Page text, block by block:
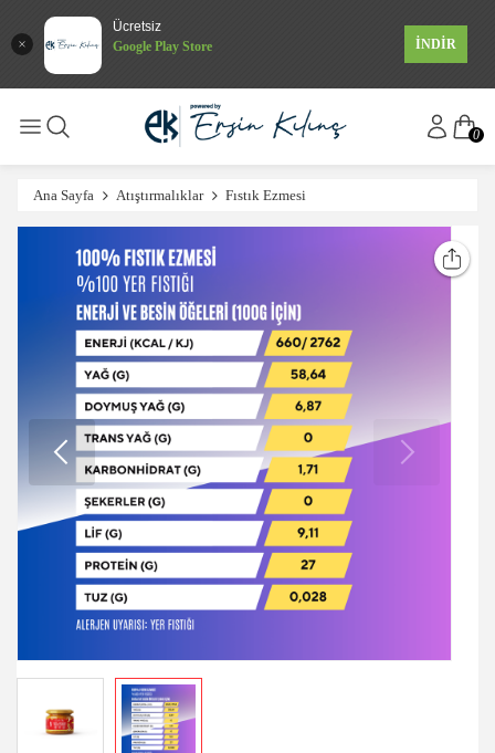
Ücretsiz
Google Play Store
İNDİR
0
Ana Sayfa Atıştırmalıklar Fıstık Ezmesi